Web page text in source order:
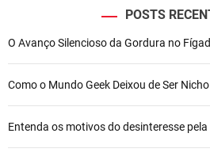
POSTS
O Avanço Silencioso da Gordura no
Como o Mundo Geek Deixou de Ser
Entenda os motivos do desinteresse pela